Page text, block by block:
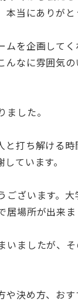
当にありがと
を企画して
んなに雰囲気
ました。
打ち解ける
ています。
ざいます。
場所が出来ま
ましたが、
決め方、お